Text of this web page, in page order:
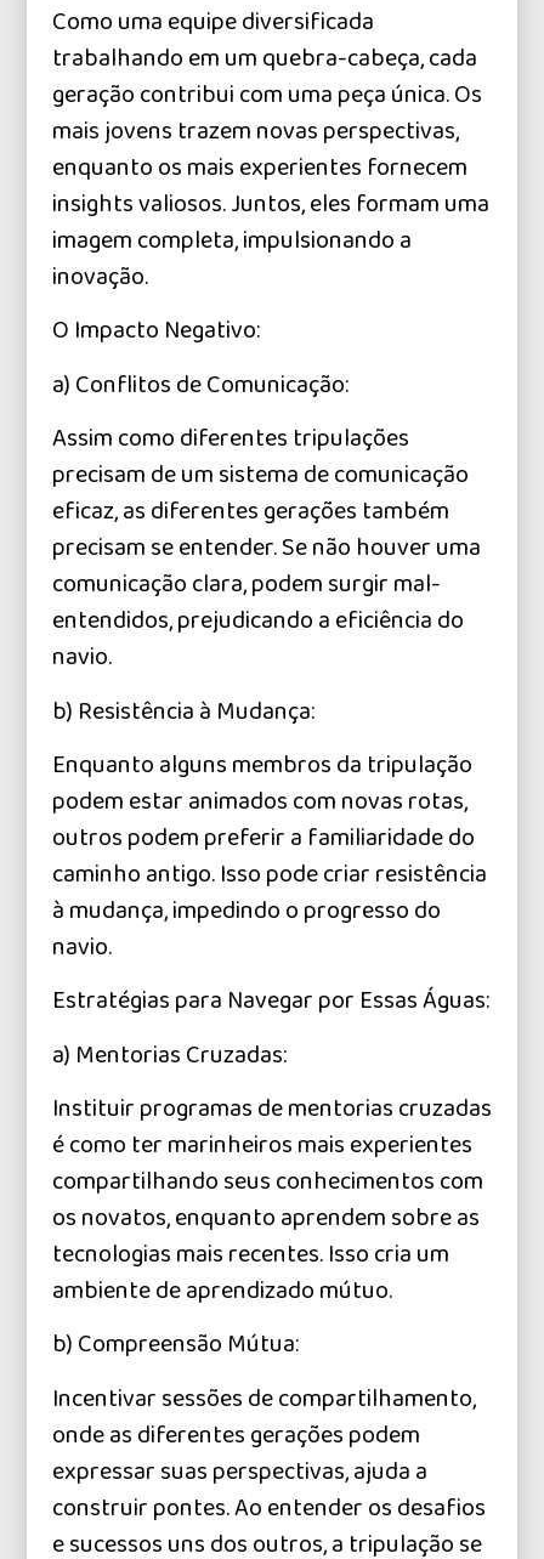
Como uma equipe diversificada
trabalhando em um quebra-cabeça, cada
geração contribui com uma peça única. Os
mais jovens trazem novas perspectivas,
enquanto os mais experientes fornecem
insights valiosos. Juntos, eles formam uma
imagem completa, impulsionando a
inovação.
O Impacto Negativo:
a) Conflitos de Comunicação:
Assim como diferentes tripulações
precisam de um sistema de comunicação
eficaz, as diferentes gerações também
precisam se entender. Se não houver uma
comunicação clara, podem surgir mal-
entendidos, prejudicando a eficiência do
navio.
b) Resistência à Mudança:
Enquanto alguns membros da tripulação
podem estar animados com novas rotas,
outros podem preferir a familiaridade do
caminho antigo. Isso pode criar resistência
à mudança, impedindo o progresso do
navio.
Estratégias para Navegar por Essas Águas:
a) Mentorias Cruzadas:
Instituir programas de mentorias cruzadas
é como ter marinheiros mais experientes
compartilhando seus conhecimentos com
os novatos, enquanto aprendem sobre as
tecnologias mais recentes. Isso cria um
ambiente de aprendizado mútuo.
b) Compreensão Mútua:
Incentivar sessões de compartilhamento,
onde as diferentes gerações podem
expressar suas perspectivas, ajuda a
construir pontes. Ao entender os desafios
e sucessos uns dos outros, a tripulação se